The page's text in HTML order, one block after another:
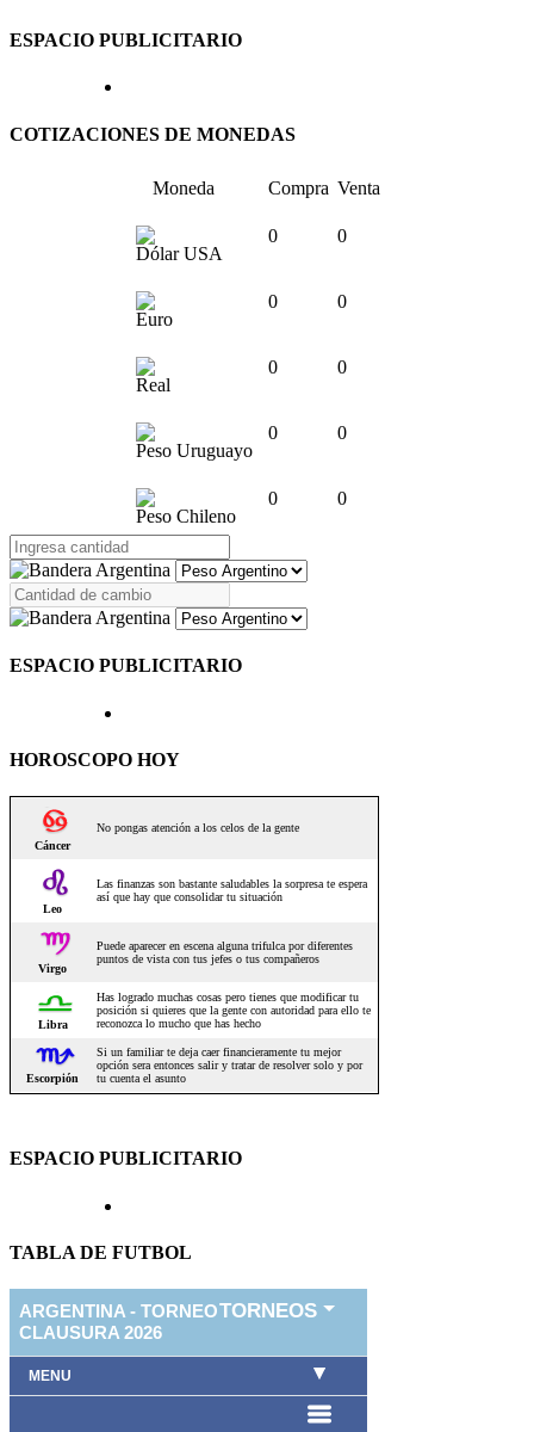
ESPACIO PUBLICITARIO
COTIZACIONES DE MONEDAS
Moneda Compra Venta
Dólar USA
0 0
Euro
0 0
Real
0 0
Peso Uruguayo
0 0
Peso Chileno
0 0
ESPACIO PUBLICITARIO
HOROSCOPO HOY
ESPACIO PUBLICITARIO
TABLA DE FUTBOL